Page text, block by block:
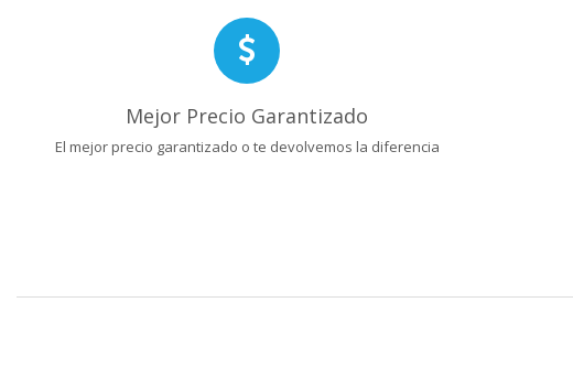
Mejor Precio Garantizado
El mejor precio garantizado o te devolvemos la diferencia